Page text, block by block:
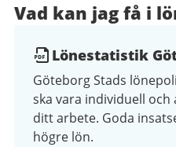
Vad kan jag få i
Lönestatistik
Göteborg Stads
ska vara individuell
ditt arbete. Goda
högre lön.